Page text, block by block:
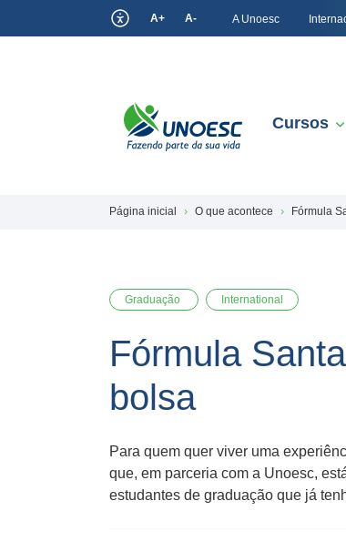
A+ A- A Unoesc
Cursos
Página inicial O que acontece Fórmula
Graduação International
Fórmula
bolsa
Para quem quer viver uma
que, em parceria com a Unoesc,
estudantes de graduação que já